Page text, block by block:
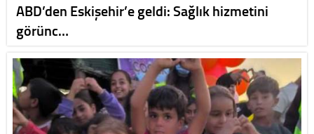
ABD’den Eskişehir’e geldi: Sağlık hizmetini
görünc…